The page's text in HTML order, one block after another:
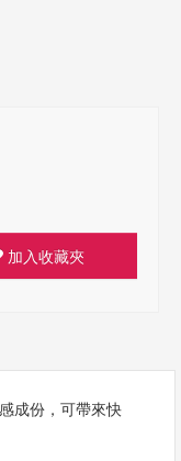
加入收藏夾
成份，可帶來快